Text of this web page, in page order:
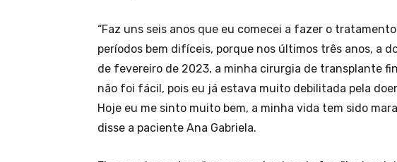
“Faz uns seis anos que eu comecei a fazer o
períodos bem difíceis, porque nos últimos três anos, a
de fevereiro de 2023, a minha cirurgia de transplante
não foi fácil, pois eu já estava muito debilitada pela
Hoje eu me sinto muito bem, a minha vida tem sido
disse a paciente Ana Gabriela.